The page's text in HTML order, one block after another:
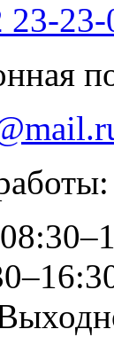
23-23-